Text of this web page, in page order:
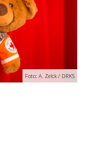
Foto: A. Zelck / DRKS